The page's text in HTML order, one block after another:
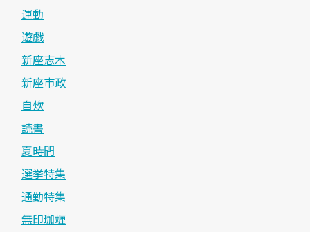
運動
遊戯
新座志木
新座市政
自炊
読書
夏時間
選挙特集
通勤特集
無印珈竰